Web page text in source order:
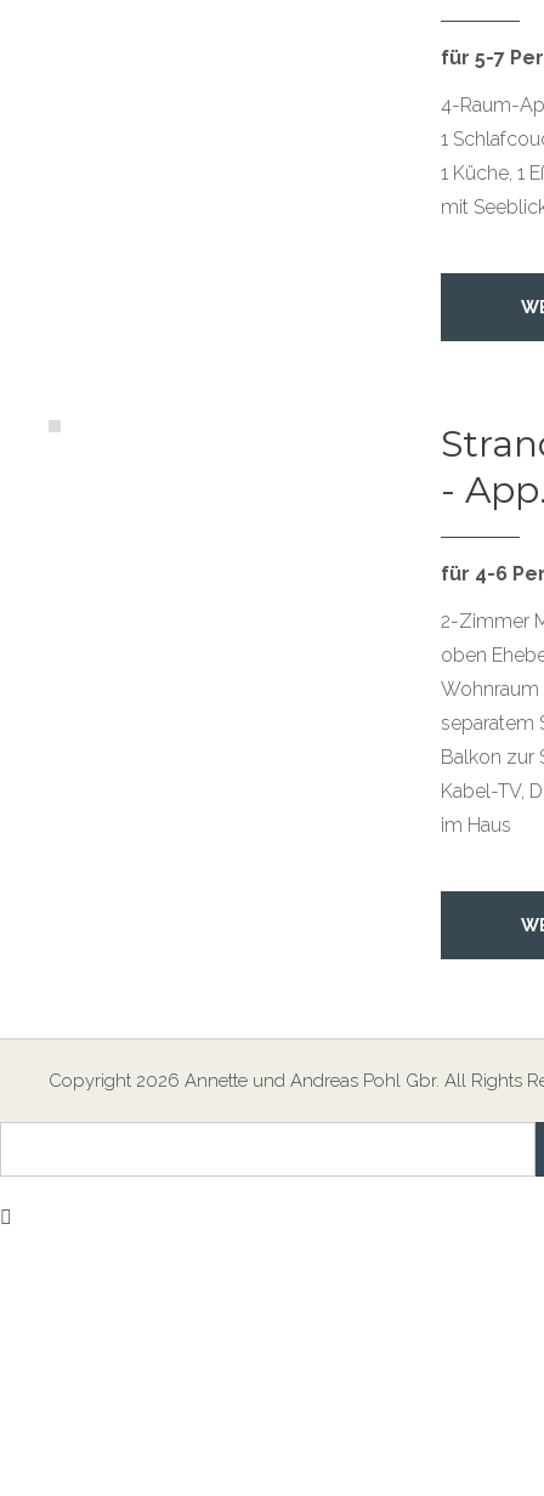
für 5-7
4-Raum-
1
1 Küche, 1
mit
-
für 4-6
2-Zimmer
oben
Wohnraum
separatem
Balkon zur
Kabel-TV,
im Haus
Copyright 2026 Annette und Andreas Pohl Gbr. All Rights